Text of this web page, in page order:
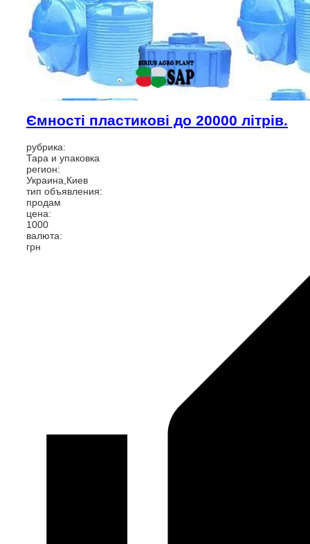
Ємності пластикові до 20000 літрів.
рубрика:
Тара и упаковка
регион:
Украина,Киев
тип объявления:
продам
цена:
1000
валюта:
грн